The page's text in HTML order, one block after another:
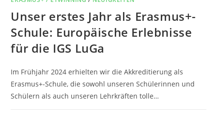
Unser erstes Jahr als Erasmus+-
Schule: Europäische Erlebnisse
für die IGS LuGa
Im Frühjahr 2024 erhielten wir die Akkreditierung als
Erasmus+-Schule, die sowohl unseren Schülerinnen und
Schülern als auch unseren Lehrkräften tolle…